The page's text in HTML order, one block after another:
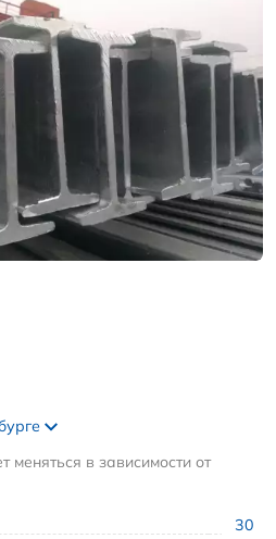
30
меняться в зависимости от